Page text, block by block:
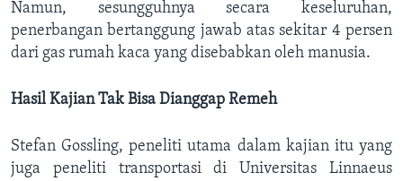
Namun, sesungguhnya secara keseluruhan,
penerbangan bertanggung jawab atas sekitar 4 persen
dari gas rumah kaca yang disebabkan oleh manusia.
Hasil Kajian Tak Bisa Dianggap Remeh
Stefan Gossling, peneliti utama dalam kajian itu yang
juga peneliti transportasi di Universitas Linnaeus